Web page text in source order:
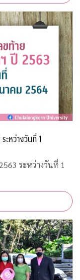
ะหว่างวันที่ 1
ระหว่างวันที่ 1